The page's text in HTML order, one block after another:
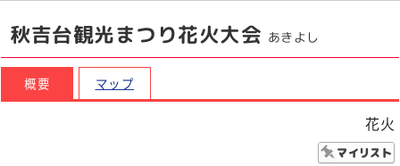
秋吉台観光まつり花火大会 あきよし
概要 マップ
花火